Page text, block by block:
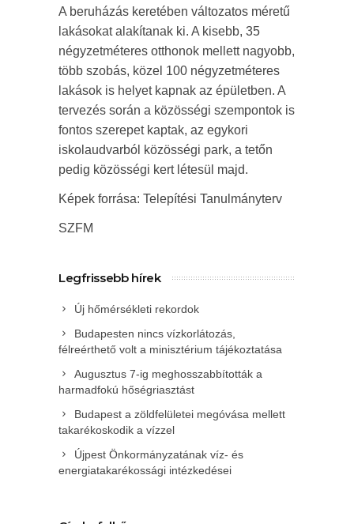
A beruházás keretében változatos méretű
lakásokat alakítanak ki. A kisebb, 35
négyzetméteres otthonok mellett nagyobb,
több szobás, közel 100 négyzetméteres
lakások is helyet kapnak az épületben. A
tervezés során a közösségi szempontok is
fontos szerepet kaptak, az egykori
iskolaudvarból közösségi park, a tetőn
pedig közösségi kert létesül majd.
Képek forrása: Telepítési Tanulmányterv
SZFM
Legfrissebb hírek
Új hőmérsékleti rekordok
Budapesten nincs vízkorlátozás,
félreérthető volt a minisztérium tájékoztatása
Augusztus 7-ig meghosszabbították a
harmadfokú hőségriasztást
Budapest a zöldfelületei megóvása mellett
takarékoskodik a vízzel
Újpest Önkormányzatának víz- és
energiatakarékossági intézkedései